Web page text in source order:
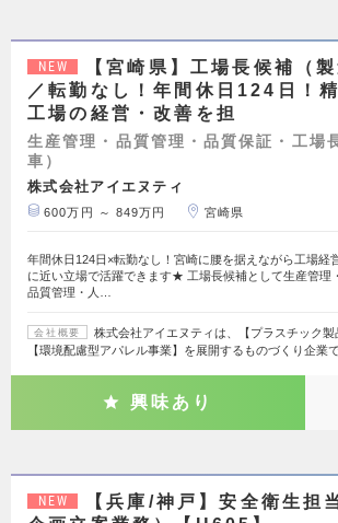
NEW
【宮崎県】工場長候補（
／転勤なし！年間休日124日！
工場の経営・改善を担
生産管理・品質管理・品質保証・工場
車）
株式会社アイエヌティ
600万円 ～ 849万円 宮崎県
年間休日124日×転勤なし！宮崎に腰を据えながら工場経
に近い立場で活躍できます★ 工場長候補として生産管理・
品質管理・人…
会社概要
株式会社アイエヌティは、【プラスチック製
【環境配慮型アパレル事業】を展開するものづくり企業
興味あり
NEW
【兵庫/神戸】安全衛生担